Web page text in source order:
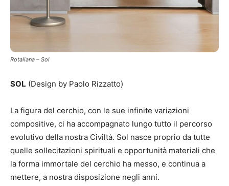
Rotaliana – Sol
SOL (Design by Paolo Rizzatto)
La figura del cerchio, con le sue infinite variazioni
compositive, ci ha accompagnato lungo tutto il percorso
evolutivo della nostra Civiltà. Sol nasce proprio da tutte
quelle sollecitazioni spirituali e opportunità materiali che
la forma immortale del cerchio ha messo, e continua a
mettere, a nostra disposizione negli anni.